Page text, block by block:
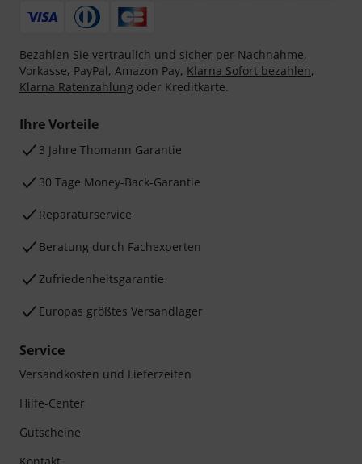
Bezahlen Sie vertraulich und sicher per Nachnahme,
Vorkasse, PayPal, Amazon Pay, Klarna Sofort bezahlen,
Klarna Ratenzahlung oder Kreditkarte.
Ihre Vorteile
3 Jahre Thomann Garantie
30 Tage Money-Back-Garantie
Reparaturservice
Beratung durch Fachexperten
Zufriedenheitsgarantie
Europas größtes Versandlager
Service
Versandkosten und Lieferzeiten
Hilfe-Center
Gutscheine